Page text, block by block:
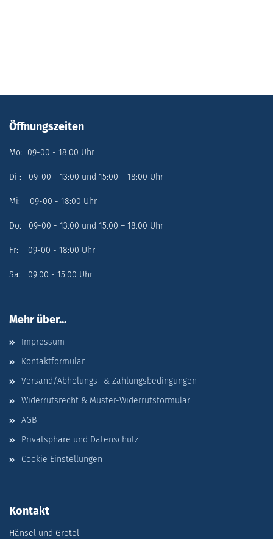
Öffnungszeiten
Mo: 09-00 - 18:00 Uhr
Di : 09-00 - 13:00 und 15:00 – 18:00 Uhr
Mi: 09-00 - 18:00 Uhr
Do: 09-00 - 13:00 und 15:00 – 18:00 Uhr
Fr: 09-00 - 18:00 Uhr
Sa: 09:00 - 15:00 Uhr
Mehr über...
Impressum
Kontaktformular
Versand/Abholungs- & Zahlungsbedingungen
Widerrufsrecht & Muster-Widerrufsformular
AGB
Privatsphäre und Datenschutz
Cookie Einstellungen
Kontakt
Hänsel und Gretel